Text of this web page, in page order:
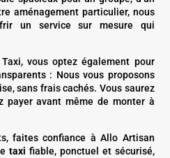
aménagement particulier, nous
un service sur mesure qui
vous optez également pour
: Nous vous proposons
sans frais cachés. Vous saurez
payer avant même de monter à
faites confiance à Allo Artisan
taxi fiable, ponctuel et sécurisé,